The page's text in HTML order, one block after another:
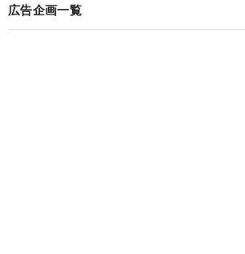
広告企画一覧